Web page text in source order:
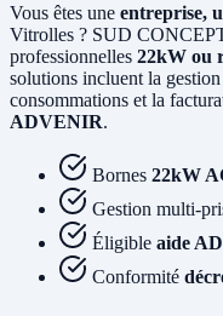
Vous êtes une entreprise,
Vitrolles ? SUD
professionnelles 22kW ou
solutions incluent la
consommations et la
ADVENIR.
Bornes 22kW
Gestion multi-
Éligible aide
Conformité